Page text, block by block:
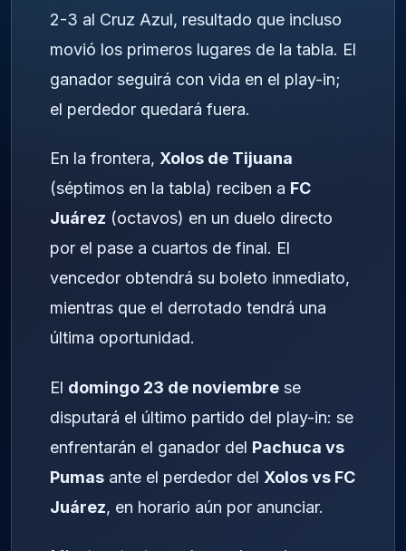
2-3 al Cruz Azul, resultado que incluso
movió los primeros lugares de la tabla. El
ganador seguirá con vida en el play-in;
el perdedor quedará fuera.
En la frontera, Xolos de Tijuana
(séptimos en la tabla) reciben a FC
Juárez (octavos) en un duelo directo
por el pase a cuartos de final. El
vencedor obtendrá su boleto inmediato,
mientras que el derrotado tendrá una
última oportunidad.
El domingo 23 de noviembre se
disputará el último partido del play-in: se
enfrentarán el ganador del Pachuca vs
Pumas ante el perdedor del Xolos vs FC
Juárez, en horario aún por anunciar.